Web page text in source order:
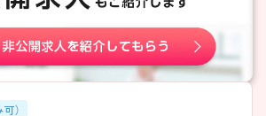
）